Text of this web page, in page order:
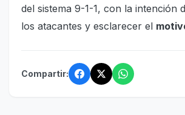
del sistema 9-1-1, con la intención
los atacantes y esclarecer el
Compartir: